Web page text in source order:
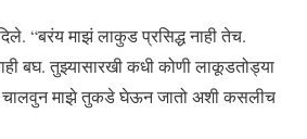
“बरंय माझं लाकुड प्रसिद्ध नाही तेच.
बघ. तुझ्यासारखी कधी कोणी लाकूडतोड्या
चालवुन माझे तुकडे घेऊन जातो अशी कसलीच